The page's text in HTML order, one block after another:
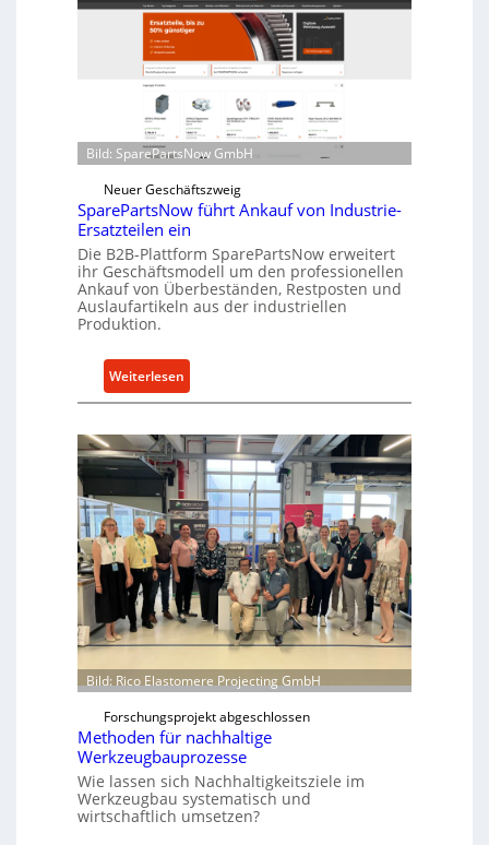
ü
r
n
i
r
e
k
t
e
A
n
t
e
b
l
n
t
w
i
c
k
e
l
t
0
-
l
a
t
t
f
o
r
m
w
e
i
t
e
r
Bild: SparePartsNow GmbH
Neuer Geschäftszweig
SparePartsNow führt Ankauf von Industrie-
Ersatzteilen ein
Die B2B-Plattform SparePartsNow erweitert
ihr Geschäftsmodell um den professionellen
Ankauf von Überbeständen, Restposten und
Auslaufartikeln aus der industriellen
Produktion.
Weiterlesen:
S
a
r
e
P
a
r
s
N
o
w
f
ü
h
r
t
A
Bild: Rico Elastomere Projecting GmbH
Forschungsprojekt abgeschlossen
Methoden für nachhaltige
Werkzeugbauprozesse
Wie lassen sich Nachhaltigkeitsziele im
Werkzeugbau systematisch und
wirtschaftlich umsetzen?